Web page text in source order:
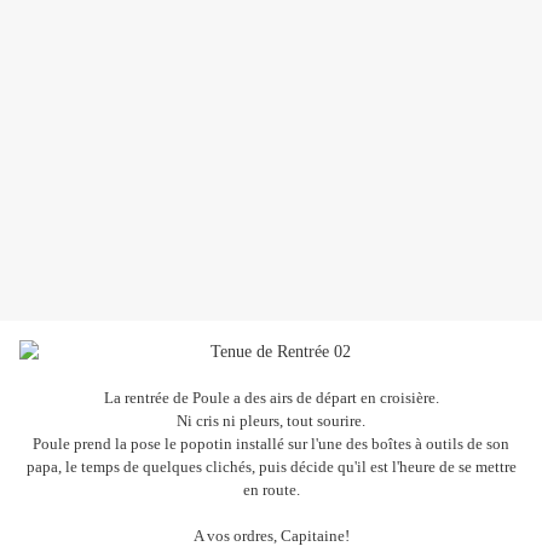
La rentrée de Poule a des airs de départ en croisière.
Ni cris ni pleurs, tout sourire.
Poule prend la pose le popotin installé sur l'une des boîtes à outils de son
papa, le temps de quelques clichés, puis décide qu'il est l'heure de se mettre
en route.
A vos ordres, Capitaine!